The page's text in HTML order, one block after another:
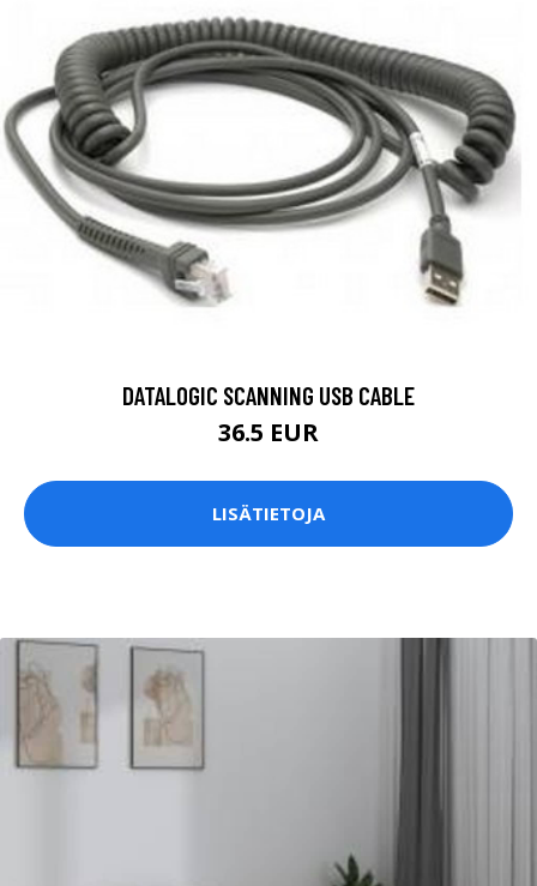
DATALOGIC SCANNING USB CABLE
36.5 EUR
LISÄTIETOJA